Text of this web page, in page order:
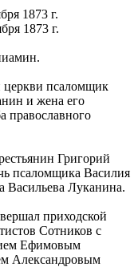
1873 г.
1873 г.
церкви псаломщик
и жена его
православного
Григорий
псаломщика Василия
Васильева Луканина.
приходской
Сотников с
Ефимовым
Александровым